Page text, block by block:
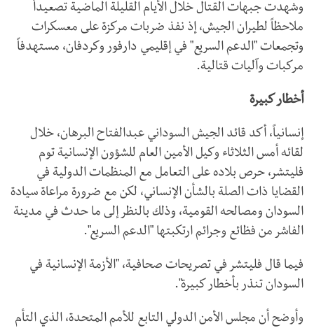
وشهدت جبهات القتال خلال الأيام القليلة الماضية تصعيداً
ملاحظاً لطيران الجيش، إذ نفذ ضربات مركزة على معسكرات
وتجمعات "الدعم السريع" في إقليمي دارفور وكردفان، مستهدفاً
مركبات وآليات قتالية.
أخطار كبيرة
إنسانياً، أكد قائد الجيش السوداني عبدالفتاح البرهان، خلال
لقائه أمس الثلاثاء وكيل الأمين العام للشؤون الإنسانية توم
فليتشر، حرص بلاده على التعامل مع المنظمات الدولية في
القضايا ذات الصلة بالشأن الإنساني، لكن مع ضرورة مراعاة سيادة
السودان ومصالحه القومية، وذلك بالنظر إلى ما حدث في مدينة
الفاشر من فظائع وجرائم ارتكبتها "الدعم السريع".
فيما قال فليتشر في تصريحات صحافية، "الأزمة الإنسانية في
السودان تنذر بأخطار كبيرة".
وأوضح أن مجلس الأمن الدولي التابع للأمم المتحدة، الذي التأم